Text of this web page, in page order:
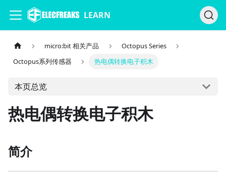
LEARN
micro:bit 相关产品
Octopus Series
Octopus系列传感器
热电偶转换电子积木
本页总览
热电偶转换电子积木
简介